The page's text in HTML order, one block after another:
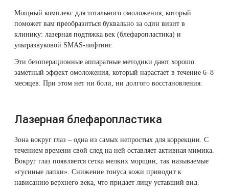
вопрос о
процедуре
6.
Мощный комплекс для тотального омоложения, который
поможет вам преобразиться буквально за один визит в
клинику: лазерная подтяжка век (блефаропластика) и
ультразвуковой SMAS-лифтинг.
Эти безоперационные аппаратные методики дают хорошо
заметный эффект омоложения, который нарастает в течение 6–8
месяцев. При этом нет ни боли, ни долгого восстановления.
Лазерная блефаропластика
Зона вокруг глаз – одна из самых непростых для коррекции. С
течением времени свой след на ней оставляет активная мимика.
Вокруг глаз появляется сетка мелких морщин, так называемые
«гусиные лапки». Снижение тонуса кожи приводит к
нависанию верхнего века, что придает лицу уставший вид.
Лечение прыщей (угревой сыпи)
Лечение гиперпигментации
Удаление веснушек
Удаление винного пятна
Лечение псориаза
Лазерный пилинг
Therapy Pulse
Фотодинамическая терапия HELEO™
Удалить носогубные складки
Удалить перманентный макияж
Удалить рубцы
Молодую и увлажнённую кожу вокруг глаз
Вылечить расширенные поры
Избавиться от комедонов на лице